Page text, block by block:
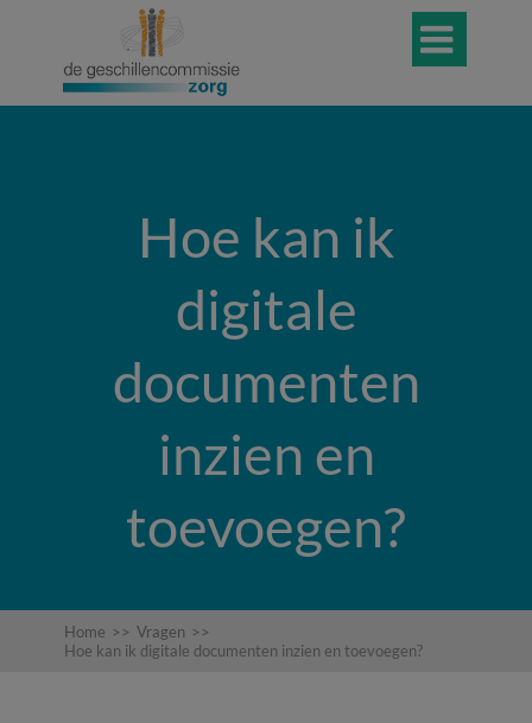

Hoe kan ik
digitale
documenten
inzien en
toevoegen?
Home >> Vragen >>
Hoe kan ik digitale documenten inzien en toevoegen?